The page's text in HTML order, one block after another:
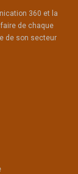
360 et la
de chaque
de son secteur